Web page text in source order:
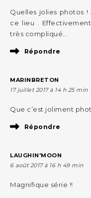
Quelles jolies photos
ce lieu .
très compliqué…
Répondre
MARINBRETON
17 juillet 2017 à 14 h 25 min
Que c’est joliment
Répondre
LAUGHIN'MOON
6 août 2017 à 16 h 49 min
Magnifique série !!